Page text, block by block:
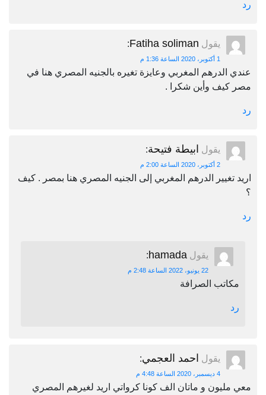
رد
يقول Fatiha soliman
:
1 أكتوبر، 2020 الساعة 1:36 م
عندي الدرهم المغربي وعايزة تغيره بالجنيه المصري هنا في
مصر كيف وأين شكرا .
رد
يقول ابيطة فتيحة:
2 أكتوبر، 2020 الساعة 2:00 م
اريد تغيير الدرهم المغربي إلى الجنيه المصري هنا بمصر . كيف
؟
رد
يقول hamada
:
22 يونيو، 2022 الساعة 2:48 م
مكاتب الصرافة
رد
يقول احمد العجمي:
4 ديسمبر، 2020 الساعة 4:48 م
معي مليون و ماتان الف كونا كرواتي اريد لغيرهم المصري